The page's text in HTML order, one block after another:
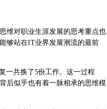
维对职业生涯发展的思考重点也
够站在IT业界发展潮流的最前
一共换了5份工作。这一过程
后似乎也有着一脉相承的思维模